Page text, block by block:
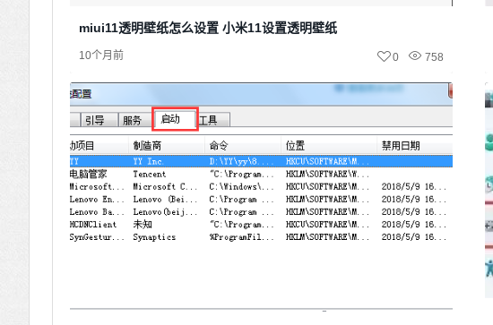
miui11透明壁纸怎么设置 小米11设置透明壁纸
10个月前 758
0